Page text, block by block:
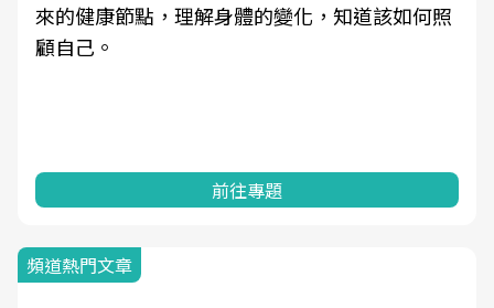
來的健康節點，理解身體的變化，知道該如何照
顧自己。
前往專題
頻道熱門文章